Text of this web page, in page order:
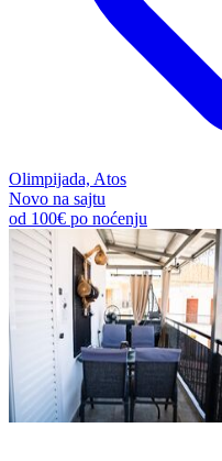
Olimpijada, Atos
Novo na sajtu
od 100€ po noćenju